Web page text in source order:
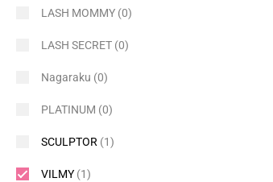
LASH MOMMY (0)
LASH SECRET (0)
Nagaraku (0)
PLATINUM (0)
SCULPTOR (1)
VILMY (1)